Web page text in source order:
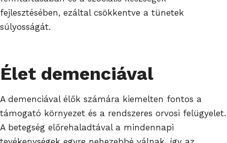
fejlesztésében, ezáltal csökkentve a tünetek
súlyosságát.
Élet demenciával
A demenciával élők számára kiemelten fontos a
támogató környezet és a rendszeres orvosi felügyelet.
A betegség előrehaladtával a mindennapi